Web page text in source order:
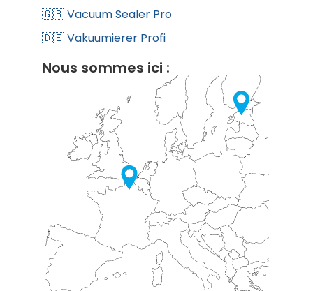
🇬🇧 Vacuum Sealer Pro
🇩🇪 Vakuumierer Profi
Nous sommes ici :